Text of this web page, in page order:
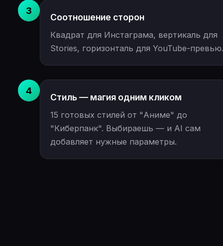
3
Соотношение сторон
Квадрат для Инстаграма, вертикаль для
Stories, горизонталь для YouTube-превью.
4
Стиль — магия одним кликом
15 готовых стилей от "Аниме" до
"Киберпанк". Выбираешь — и AI сам
добавляет нужные параметры.